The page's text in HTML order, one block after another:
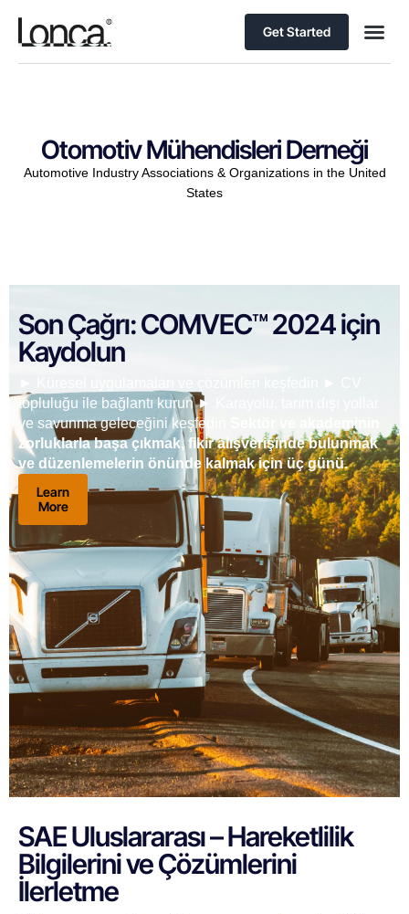
Get Started
Otomotiv Mühendisleri Derneği
Automotive Industry Associations & Organizations in the United
States
Son Çağrı: COMVEC™ 2024 için
Kaydolun
topluluğu ile bağlantı kurun ► Karayolu, tarım dışı yollar
ve savunma geleceğini keşfedin
Sektör ve akademinin
zorluklarla başa çıkmak, fikir alışverişinde bulunmak
ve düzenlemelerin önünde kalmak için üç günü.
Learn
More
SAE Uluslararası – Hareketlilik
Bilgilerini ve Çözümlerini
İlerletme